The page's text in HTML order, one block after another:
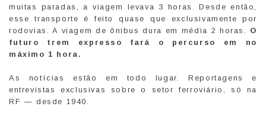
muitas paradas, a viagem levava 3 horas. Desde então,
esse transporte é feito quase que exclusivamente por
rodovias. A viagem de ônibus dura em média 2 horas. O
futuro trem expresso fará o percurso em no
máximo 1 hora.
As notícias estão em todo lugar. Reportagens e
entrevistas exclusivas sobre o setor ferroviário, só na
RF — desde 1940.